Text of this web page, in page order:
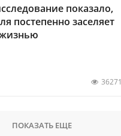
показало,
постепенно заселяет
36271
ПОКАЗАТЬ ЕЩЕ